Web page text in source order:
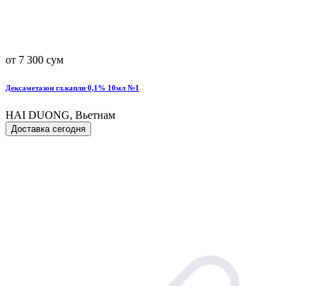
от 7 300 сум
Дексаметазон гл.капли 0,1% 10мл №1
HAI DUONG, Вьетнам
Доставка сегодня